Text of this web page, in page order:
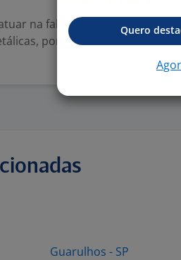
na fabricação,
portões,
Guarulhos - SP
Quero